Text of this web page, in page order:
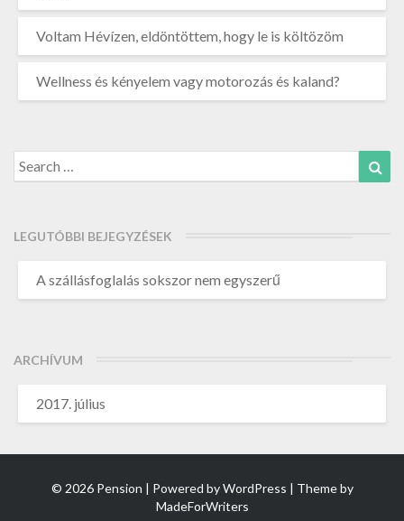
Voltam Hévízen, eldöntöttem, hogy le is költözöm
Wellness és kényelem vagy motorozás és kaland?
Search
for:
LEGUTÓBBI BEJEGYZÉSEK
A szállásfoglalás sokszor nem egyszerű
ARCHÍVUM
2017. július
© 2026 Pension | Powered byWordPress | Theme by
MadeForWriters